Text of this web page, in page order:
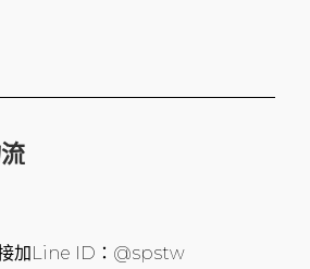
加Line ID：@spstw